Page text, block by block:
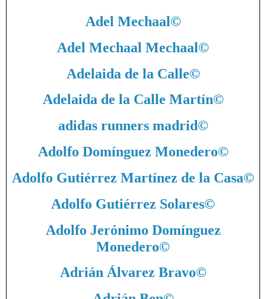
Adel Mechaal©
Adel Mechaal Mechaal©
Adelaida de la Calle©
Adelaida de la Calle Martín©
adidas runners madrid©
Adolfo Domínguez Monedero©
Adolfo Gutiérrez Martínez de la Casa©
Adolfo Gutiérrez Solares©
Adolfo Jerónimo Domínguez
Monedero©
Adrián Álvarez Bravo©